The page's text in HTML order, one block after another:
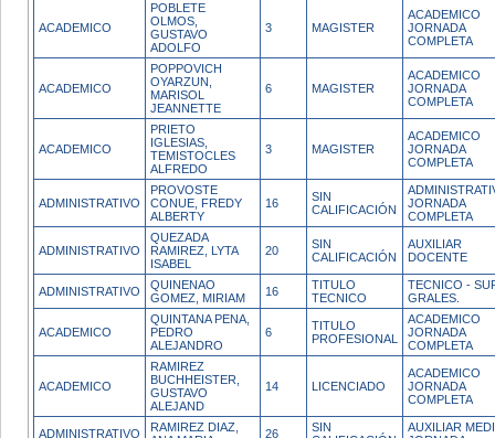
ACADEMICO
POBLETE
OLMOS,
GUSTAVO
ADOLFO
3 MAGISTER
ACADEMICO
JORNADA
COMPLETA
ACADEMICO
POPPOVICH
OYARZUN,
MARISOL
JEANNETTE
6 MAGISTER
ACADEMICO
JORNADA
COMPLETA
ACADEMICO
PRIETO
IGLESIAS,
TEMISTOCLES
ALFREDO
3 MAGISTER
ACADEMICO
JORNADA
COMPLETA
ADMINISTRATIVO
PROVOSTE
CONUE, FREDY
ALBERTY
16
SIN
CALIFICACIÓN
JORNADA
COMPLETA
ADMINISTRATIVO
QUEZADA
RAMIREZ, LYTA
ISABEL
20
SIN
CALIFICACIÓN
AUXILIAR
DOCENTE
ADMINISTRATIVO
QUINENAO
GOMEZ, MIRIAM
16
TITULO
TECNICO
TECNICO -
GRALES.
ACADEMICO
QUINTANA PENA,
PEDRO
ALEJANDRO
6
TITULO
PROFESIONAL
ACADEMICO
JORNADA
COMPLETA
ACADEMICO
RAMIREZ
BUCHHEISTER,
GUSTAVO
ALEJAND
14 LICENCIADO
ACADEMICO
JORNADA
COMPLETA
ADMINISTRATIVO
RAMIREZ DIAZ,
26
SIN
AUXILIAR